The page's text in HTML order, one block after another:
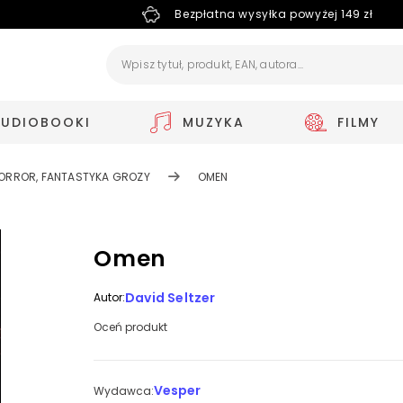
Bezpłatna wysyłka powyżej 149 zł
MUZYKA FILMY
FANTASTYKA GROZY OMEN
Omen
Autor:David Seltzer
Oceń produkt
Wydawca:Vesper